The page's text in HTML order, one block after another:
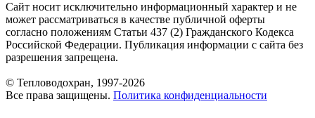
Сайт носит исключительно информационный характер и не
может рассматриваться в качестве публичной оферты
согласно положениям Статьи 437 (2) Гражданского Кодекса
Российской Федерации. Публикация информации с сайта без
разрешения запрещена.
© Тепловодохран, 1997-2026
Все права защищены. Политика конфиденциальности